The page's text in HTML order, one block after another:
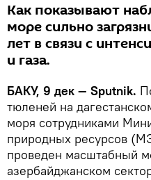
Как показывают
море сильно
лет в связи с
и газа.
БАКУ, 9 дек — Sputnik.
тюленей на
моря сотрудниками
природных ресурсов
проведен масштабный
азербайджанском